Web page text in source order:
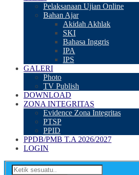
Pelaksanaan Ujian Online
Bahan Ajar
Akidah Akhlak
SKI
Bahasa Inggris
IPA
IPS
GALERI
Photo
TV Publish
DOWNLOAD
ZONA INTEGRITAS
Evidence Zona Integritas
PTSP
PPID
PPDB/PMB T.A 2026/2027
LOGIN